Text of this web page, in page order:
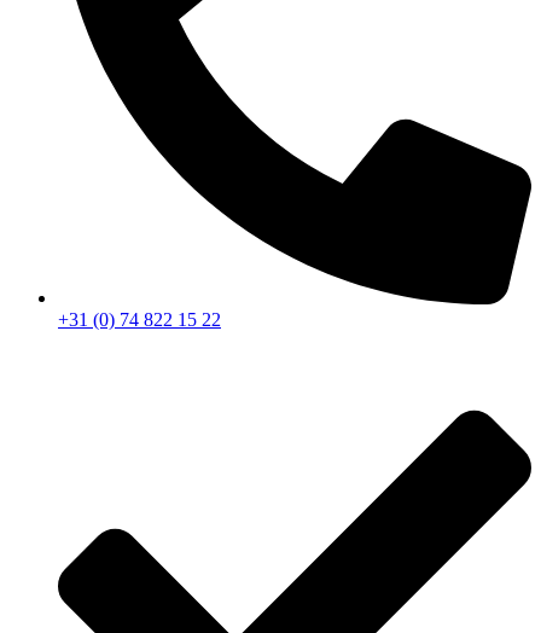
+31 (0) 74 822 15 22